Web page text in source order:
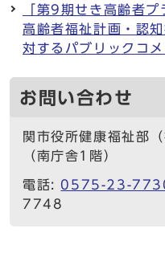
「第9期せき高齢者
高齢者福祉計画・認
対するパブリックコ
お問い合わせ
関市役所健康福祉部
（南庁舎1階）
電話: 0575-23-
7748